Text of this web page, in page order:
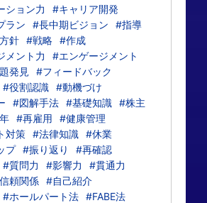
ション力
#キャリア開発
ラン
#長中期ビジョン
#指導
針 #戦略 #作成
メント力
#エンゲージメント
発見
#フィードバック
#役割認識 #動機づけ
#図解手法 #基礎知識 #株主
#再雇用
#健康管理
対策 #法律知識 #休業
プ #振り返り
#再確認
#質問力 #影響力
#貫通力
頼関係 #自己紹介
#ホールパート法 #FABE法